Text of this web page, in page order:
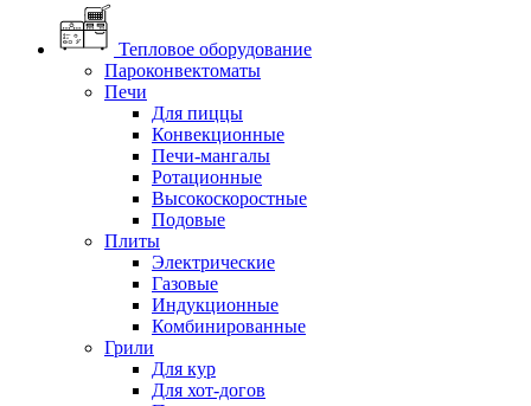
Тепловое оборудование
Пароконвектоматы
Печи
Для пиццы
Конвекционные
Печи-мангалы
Ротационные
Высокоскоростные
Подовые
Плиты
Электрические
Газовые
Индукционные
Комбинированные
Грили
Для кур
Для хот-догов